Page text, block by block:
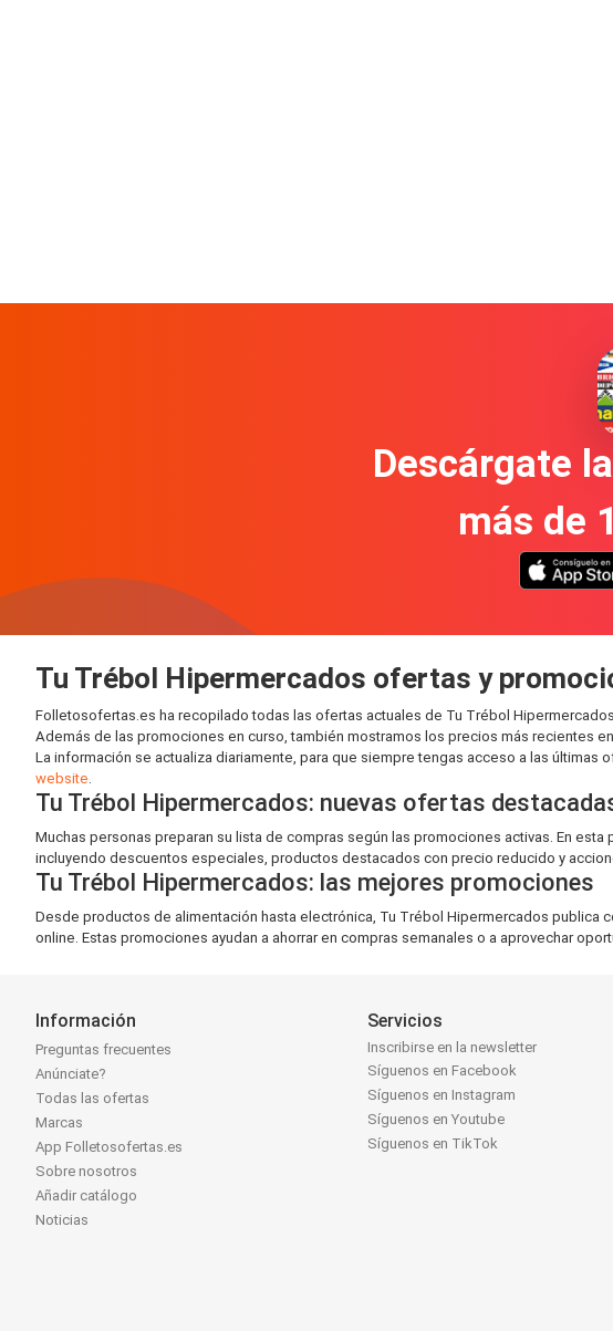
Descárgate
más de
Tu Trébol Hipermercados ofertas y
Folletosofertas.es ha recopilado todas las ofertas actuales de Tu Trébol
Además de las promociones en curso, también mostramos los precios más recientes
La información se actualiza diariamente, para que siempre tengas acceso a las
website
Tu Trébol Hipermercados: nuevas ofertas
Muchas personas preparan su lista de compras según las promociones activas. En
incluyendo descuentos especiales, productos destacados con precio reducido y
Tu Trébol Hipermercados: las mejores promociones
Desde productos de alimentación hasta electrónica, Tu Trébol Hipermercados publica
online. Estas promociones ayudan a ahorrar en compras semanales o a aprovechar
Información
Preguntas frecuentes
Anúnciate?
Todas las ofertas
Marcas
App Folletosofertas.es
Sobre nosotros
Añadir catálogo
Noticias
Servicios
Inscribirse en la newsletter
Síguenos en Facebook
Síguenos en Instagram
Síguenos en Youtube
Síguenos en TikTok